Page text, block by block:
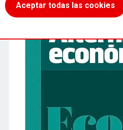
Aceptar todas las cookies